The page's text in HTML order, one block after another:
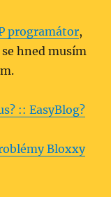
programátor,
hned musím
:: EasyBlog?
Bloxxy